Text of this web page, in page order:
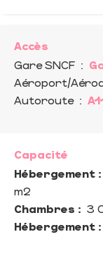
Accès
Gare SNCF :
Aéroport/
Autoroute:
Capacité
Hébergement :
m2
Chambres : 3
Hébergement :